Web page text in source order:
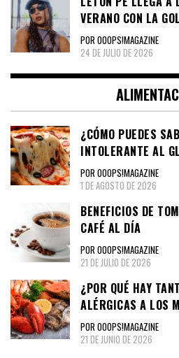
VERANO CON LA
POR OOOPS!MAGAZINE
24 DE JULIO DE 2026
¿CÓMO PUEDES
INTOLERANTE AL
POR OOOPS!MAGAZINE
1 DE AGOSTO DE 2026
BENEFICIOS DE
CAFÉ AL DÍA
POR OOOPS!MAGAZINE
21 DE JULIO DE 2026
¿POR QUÉ HAY
ALÉRGICAS A LOS
POR OOOPS!MAGAZINE
21 DE JUNIO DE 2026